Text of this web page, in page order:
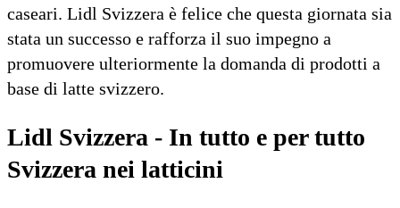
caseari. Lidl Svizzera è felice che questa giornata sia
stata un successo e rafforza il suo impegno a
promuovere ulteriormente la domanda di prodotti a
base di latte svizzero.
Lidl Svizzera - In tutto e per tutto
Svizzera nei latticini